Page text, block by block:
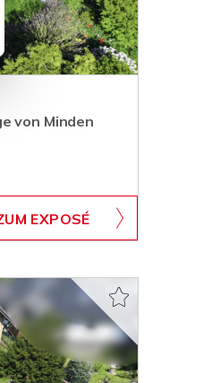
von Minden
EXPOSÉ